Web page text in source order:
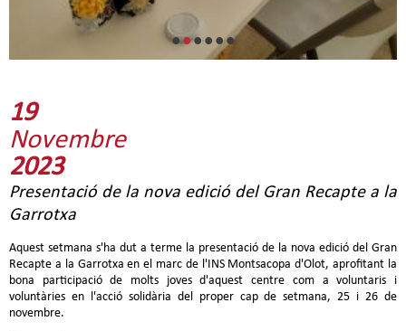
••••••
19
Novembre
2023
Presentació de la nova edició del Gran Recapte a la
Garrotxa
Aquest setmana s'ha dut a terme la presentació de la nova edició del Gran
Recapte a la Garrotxa en el marc de l'INS Montsacopa d'Olot, aprofitant la
bona participació de molts joves d'aquest centre com a voluntaris i
voluntàries en l'acció solidària del proper cap de setmana, 25 i 26 de
novembre.